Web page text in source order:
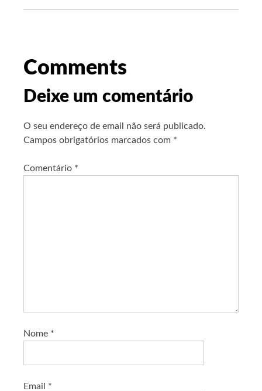
Comments
Deixe um comentário
O seu endereço de email não será publicado.
Campos obrigatórios marcados com *
Comentário *
Nome *
Email *